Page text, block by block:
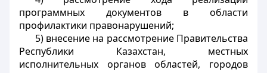
программных документов в области
профилактики правонарушений;
5) внесение на рассмотрение Правительства
Республики Казахстан, местных
исполнительных органов областей, городов